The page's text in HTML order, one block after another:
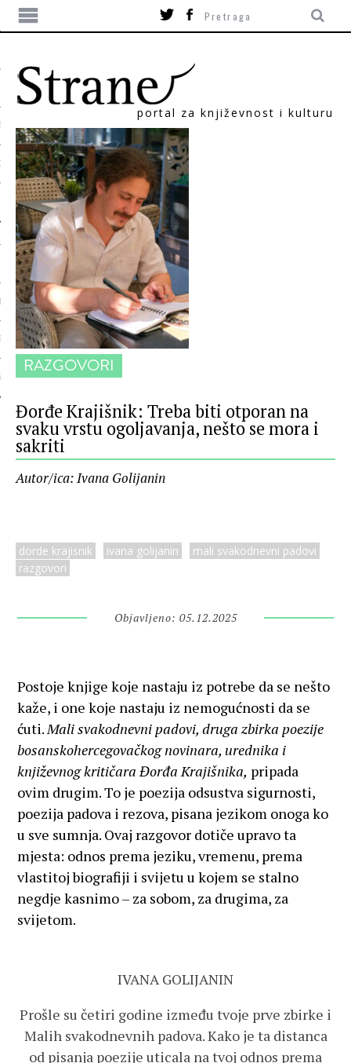
portal za književnost i kulturu
RAZGOVORI
Đorđe Krajišnik: Treba biti otporan na
svaku vrstu ogoljavanja, nešto se mora i
sakriti
Autor/ica: Ivana Golijanin
dorde krajisnik ivana golijanin
mali svakodnevni padovi
razgovori
Objavljeno: 05.12.2025
Postoje knjige koje nastaju iz potrebe da se nešto
kaže, i one koje nastaju iz nemogućnosti da se
ćuti.Mali svakodnevni padovi,druga zbirka poezije
bosanskohercegovačkog novinara, urednika i
književnog kritičara Đorđa Krajišnika, pripada
ovim drugim. To je poezija odsustva sigurnosti,
poezija padova i rezova, pisana jezikom onoga ko
u sve sumnja. Ovaj razgovor dotiče upravo ta
mjesta: odnos prema jeziku, vremenu, prema
vlastitoj biografiji i svijetu u kojem se stalno
negdje kasnimo – za sobom, za drugima, za
svijetom.
IVANA GOLIJANIN
Prošle su četiri godine između tvoje prve zbirke i
Malih svakodnevnih padova. Kako je ta distanca
od pisanja poezije uticala na tvoj odnos prema